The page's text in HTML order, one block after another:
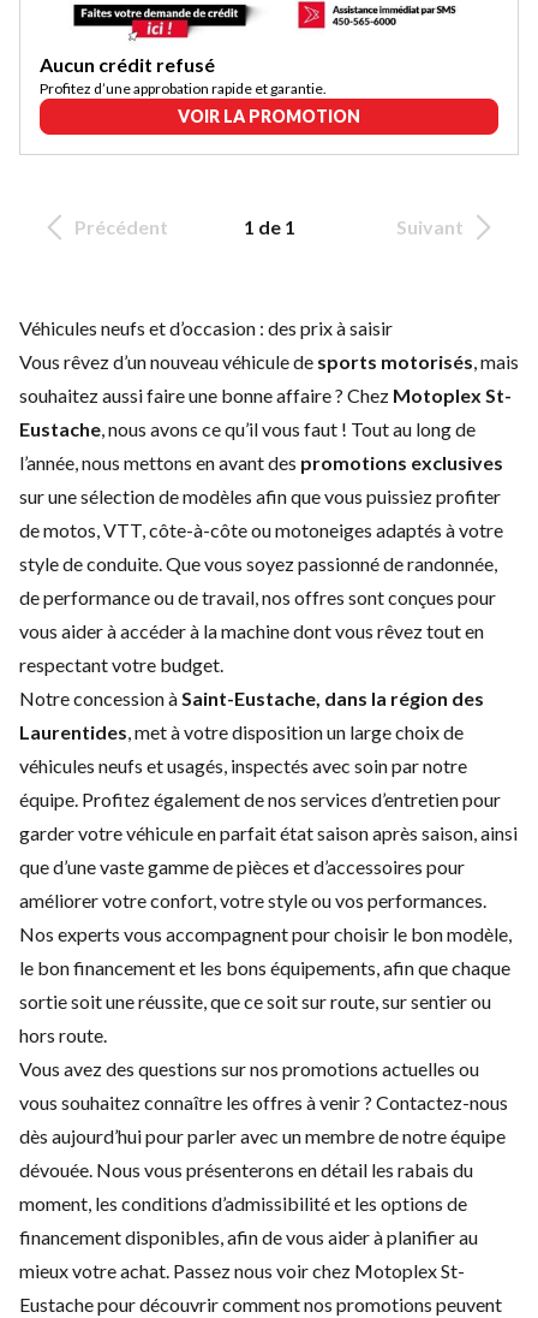
Aucun crédit refusé
Profitez d’une approbation rapide et garantie.
VOIR LA PROMOTION
Précédent 1 de 1 Suivant
Véhicules neufs et d’occasion : des prix à saisir
Vous rêvez d’un nouveau véhicule de sports motorisés, mais
souhaitez aussi faire une bonne affaire ? Chez Motoplex St-
Eustache, nous avons ce qu’il vous faut ! Tout au long de
l’année, nous mettons en avant des promotions exclusives
sur une sélection de modèles afin que vous puissiez profiter
de motos, VTT, côte-à-côte ou motoneiges adaptés à votre
style de conduite. Que vous soyez passionné de randonnée,
de performance ou de travail, nos offres sont conçues pour
vous aider à accéder à la machine dont vous rêvez tout en
respectant votre budget.
Notre concession àSaint-Eustache, dans la région des
Laurentides, met à votre disposition un large choix de
véhicules neufs etusagés, inspectés avec soin par notre
équipe. Profitez également de nos services d’entretienpour
garder votre véhicule en parfait état saison après saison, ainsi
que d’une vaste gamme depièces et d’accessoires pour
améliorer votre confort, votre style ou vos performances.
Nos experts vous accompagnent pour choisir le bon modèle,
le bon financement et les bons équipements, afin que chaque
sortie soit une réussite, que ce soit sur route, sur sentier ou
hors route.
Vous avez des questions sur nos promotions actuelles ou
vous souhaitez connaître les offres à venir ? Contactez-nous
dès aujourd’hui pour parler avec un membre de notre équipe
dévouée. Nous vous présenterons en détail les rabais du
moment, les conditions d’admissibilité et les options de
financement disponibles, afin de vous aider à planifier au
mieux votre achat. Passez nous voir chez Motoplex St-
Eustache pour découvrir comment nos promotions peuvent